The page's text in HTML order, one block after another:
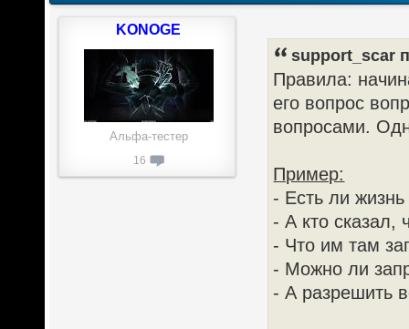
support_scar
Правила:
его вопрос
вопросами.
Пример:
- Есть ли
- А кто сказал,
- Что им там
- Можно ли
- А разрешить
KONOGE
Альфа-тестер
16